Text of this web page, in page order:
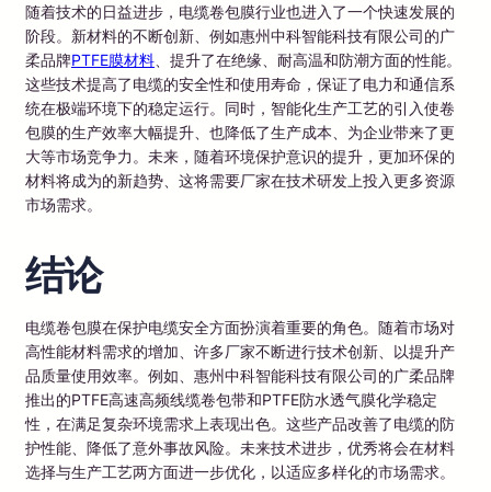
随着技术的日益进步，电缆卷包膜行业也进入了一个快速发展的
阶段。新材料的不断创新、例如惠州中科智能科技有限公司的广
柔品牌PTFE膜材料 、提升了在绝缘、耐高温和防潮方面的性能。
这些技术提高了电缆的安全性和使用寿命，保证了电力和通信系
统在极端环境下的稳定运行。同时，智能化生产工艺的引入使卷
包膜的生产效率大幅提升、也降低了生产成本、为企业带来了更
大等市场竞争力。未来，随着环境保护意识的提升，更加环保的
材料将成为的新趋势、这将需要厂家在技术研发上投入更多资源
市场需求。
结论
电缆卷包膜在保护电缆安全方面扮演着重要的角色。随着市场对
高性能材料需求的增加、许多厂家不断进行技术创新、以提升产
品质量使用效率。例如、惠州中科智能科技有限公司的广柔品牌
推出的PTFE高速高频线缆卷包带和PTFE防水透气膜化学稳定
性，在满足复杂环境需求上表现出色。这些产品改善了电缆的防
护性能、降低了意外事故风险。未来技术进步，优秀将会在材料
选择与生产工艺两方面进一步优化，以适应多样化的市场需求。